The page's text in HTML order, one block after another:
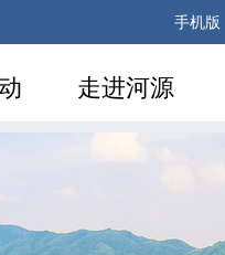
手机版
走进河源